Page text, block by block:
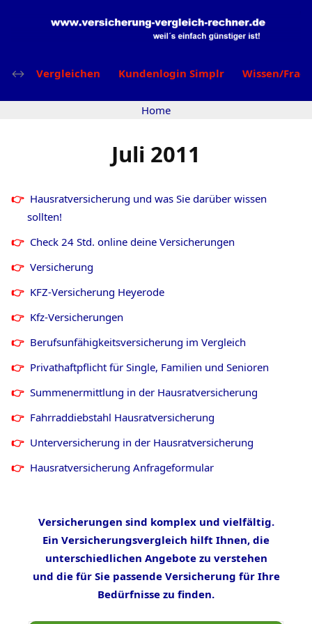
Vergleichen Kundenlogin Simplr Wissen/
Home
Juli 2011
Hausratversicherung und was Sie darüber wissen
sollten!
Check 24 Std. online deine Versicherungen
Versicherung
KFZ-Versicherung Heyerode
Kfz-Versicherungen
Berufsunfähigkeitsversicherung im Vergleich
Privathaftpflicht für Single, Familien und Senioren
Summenermittlung in der Hausratversicherung
Fahrraddiebstahl Hausratversicherung
Unterversicherung in der Hausratversicherung
Hausratversicherung Anfrageformular
Versicherungen sind komplex und vielfältig.
Ein Versicherungsvergleich hilft Ihnen, die
unterschiedlichen Angebote zu verstehen
und die für Sie passende Versicherung für Ihre
Bedürfnisse zu finden.